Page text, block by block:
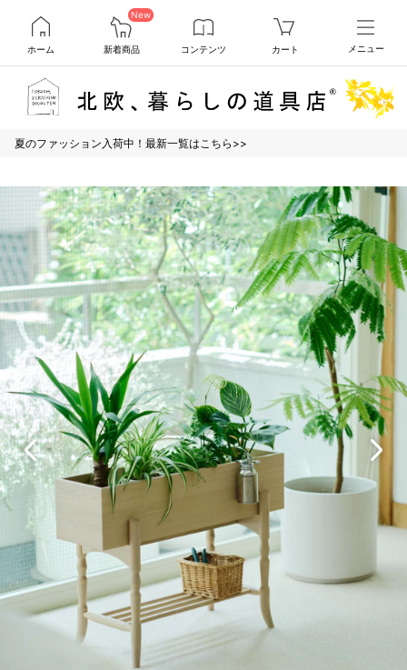
ホーム
New
新着商品 コンテンツ カート メニュー
夏のファッション入荷中！最新一覧はこちら>>